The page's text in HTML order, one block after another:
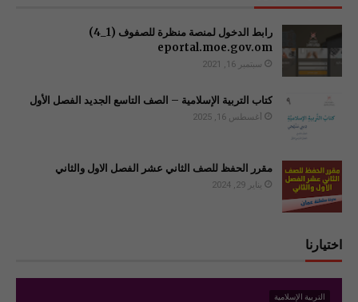
رابط الدخول لمنصة منظرة للصفوف (1_4)
سبتمبر 16, 2021
كتاب التربية الإسلامية – الصف التاسع الجديد الفصل الأول
أغسطس 16, 2025
مقرر الحفظ للصف الثاني عشر الفصل الاول والثاني
يناير 29, 2024
اختيارنا
التربية الإسلامية